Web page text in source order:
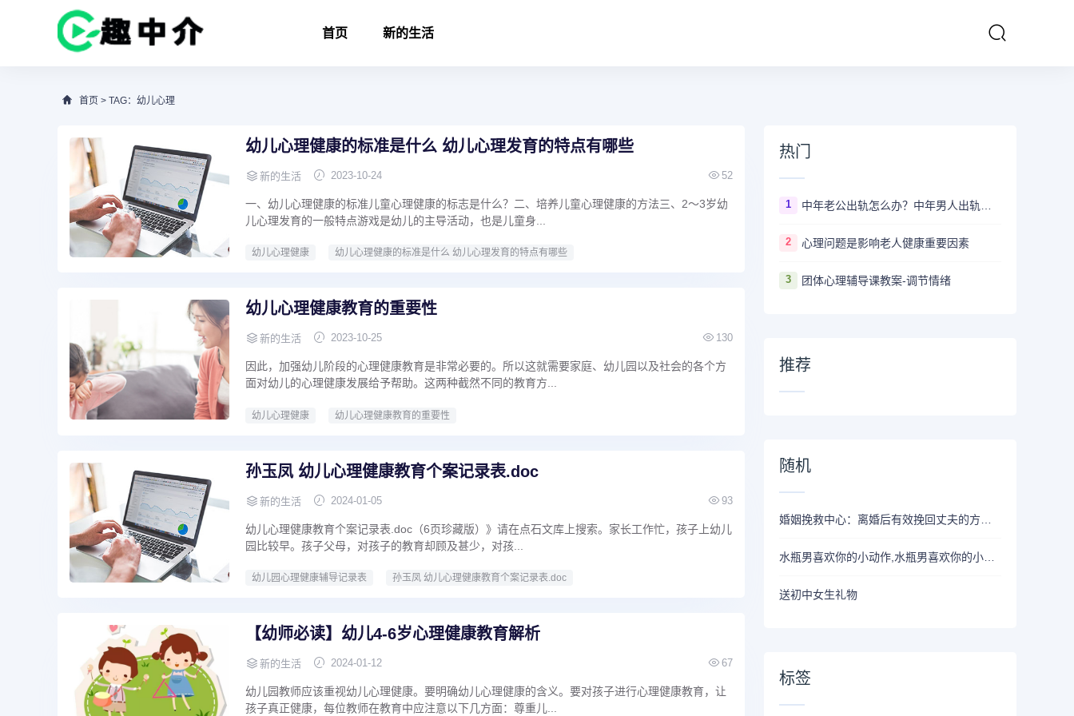
首页 新的生活
首页 > TAG：幼儿心理
幼儿心理健康的标准是什么 幼儿心理发育的特点有哪些
新的生活 2023-10-24 52
一、幼儿心理健康的标准儿童心理健康的标志是什么？二、培养儿童心理健康的方法三、2～3岁幼
儿心理发育的一般特点游戏是幼儿的主导活动，也是儿童身...
幼儿心理健康 幼儿心理健康的标准是什么 幼儿心理发育的特点有哪些
幼儿心理健康教育的重要性
新的生活 2023-10-25 130
因此，加强幼儿阶段的心理健康教育是非常必要的。所以这就需要家庭、幼儿园以及社会的各个方
面对幼儿的心理健康发展给予帮助。这两种截然不同的教育方...
幼儿心理健康 幼儿心理健康教育的重要性
孙玉凤 幼儿心理健康教育个案记录表.doc
新的生活 2024-01-05 93
幼儿心理健康教育个案记录表.doc（6页珍藏版）》请在点石文库上搜索。家长工作忙，孩子上幼儿
园比较早。孩子父母，对孩子的教育却顾及甚少，对孩...
幼儿园心理健康辅导记录表 孙玉凤 幼儿心理健康教育个案记录表.doc
【幼师必读】幼儿4-6岁心理健康教育解析
新的生活 2024-01-12 67
幼儿园教师应该重视幼儿心理健康。要明确幼儿心理健康的含义。要对孩子进行心理健康教育，让
孩子真正健康，每位教师在教育中应注意以下几方面：尊重儿...
热门
1
2 心理问题是影响老人健康重要因素
3 团体心理辅导课教案-调节情绪
推荐
随机
送初中女生礼物
标签